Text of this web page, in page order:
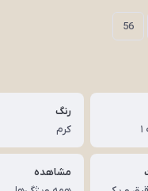
56
رنگ
کرم
مشاهده